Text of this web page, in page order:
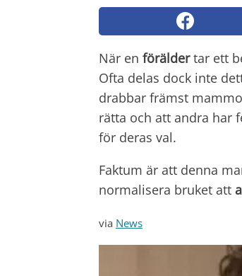
När en föräldertar ett
Ofta delas dock inte
drabbar främst
rätta och att andra har
för deras val.
Faktum är att denna
normalisera bruket att
via News